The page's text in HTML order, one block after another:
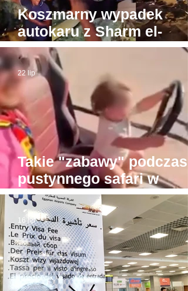
Koszmarny wypadek
autokaru z Sharm el-
Sheikh do Gizy. Turyści
byli w drodze do Piramid
Takie "zabawy" podczas
pustynnego safari w
Hurghadzie. Co trzeba
mieć w głowie, żeby na to
pozwolić?!
22 lip
16 lip